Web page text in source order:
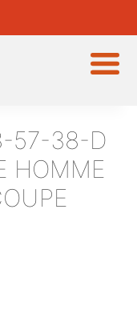
57-38-D
HOMME